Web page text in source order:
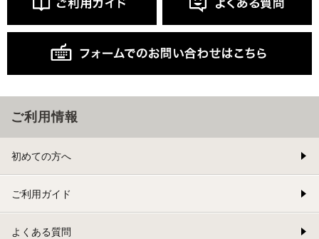
ご利用情報
初めての方へ
ご利用ガイド
よくある質問